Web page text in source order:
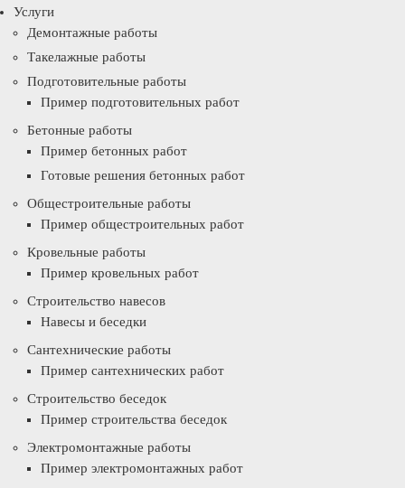
Услуги
Демонтажные работы
Такелажные работы
Подготовительные работы
Пример подготовительных работ
Бетонные работы
Пример бетонных работ
Готовые решения бетонных работ
Общестроительные работы
Пример общестроительных работ
Кровельные работы
Пример кровельных работ
Строительство навесов
Навесы и беседки
Сантехнические работы
Пример сантехнических работ
Строительство беседок
Пример строительства беседок
Электромонтажные работы
Пример электромонтажных работ